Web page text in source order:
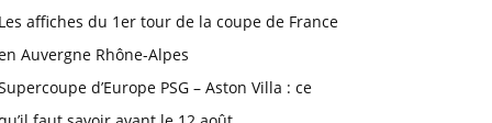
affiches du 1er tour de la coupe de France
Auvergne Rhône-Alpes
d’Europe PSG – Aston Villa : ce